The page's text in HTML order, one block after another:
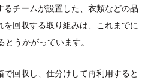
チームが設置した、衣類などの品
回収する取り組みは、これまでに
うかがっています。
回収し、仕分けして再利用すると